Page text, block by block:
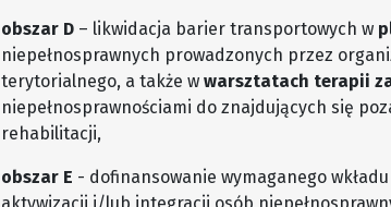
obszar D – likwidacja barier transportowych w
niepełnosprawnych prowadzonych przez
terytorialnego, a także w warsztatach terapii
niepełnosprawnościami do znajdujących się
rehabilitacji,
obszar E - dofinansowanie wymaganego